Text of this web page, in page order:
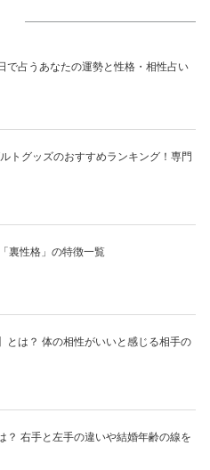
で占うあなたの運勢と性格・相性占い
トグッズのおすすめランキング！専門
裏性格」の特徴一覧
とは？ 体の相性がいいと感じる相手の
？ 右手と左手の違いや結婚年齢の線を